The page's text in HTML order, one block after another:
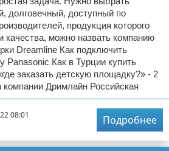
долговечный, доступный по
продукция которого
качества, можно назвать компанию
Dreamline Как подключить
Panasonic Как в Турции купить
заказать детскую площадку?» - 2
Дримлайн Российская
08:01
Подробнее